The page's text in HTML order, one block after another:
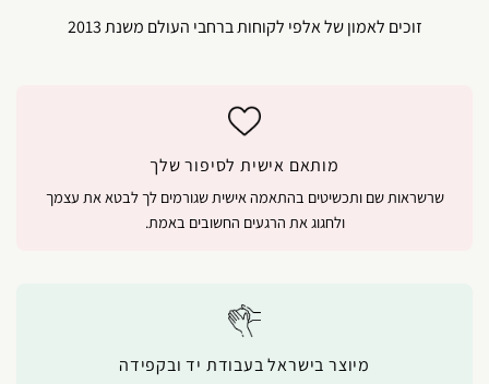
זוכים לאמון של אלפי לקוחות ברחבי העולם משנת 2013
מותאם אישית לסיפור שלך
שרשראות שם ותכשיטים בהתאמה אישית שגורמים לך לבטא את עצמך
ולחגוג את הרגעים החשובים באמת.
מיוצר בישראל בעבודת יד ובקפידה